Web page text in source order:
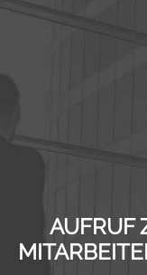
AUFRUF